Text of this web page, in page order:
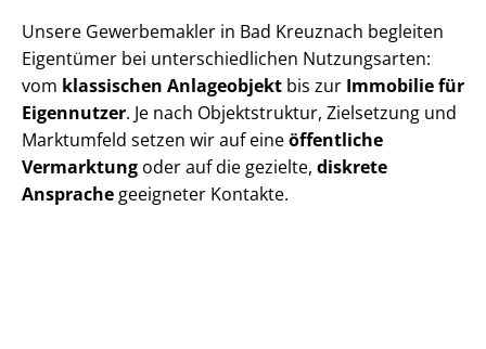
Unsere Gewerbemakler in Bad Kreuznach begleiten
Eigentümer bei un­ter­schied­li­chen Nutzungsarten:
vom klassischen Anlageobjekt bis zur Immobilie für
Eigennutzer. Je nach Objektstruktur, Zielsetzung und
Marktumfeld setzen wir auf eineöffentliche
Vermarktung oder auf die gezielte, diskrete
Ansprachegeeigneter Kontakte.